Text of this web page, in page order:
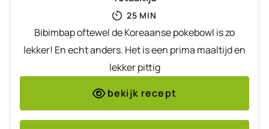
25MINUTEN
MIN
Bibimbap oftewel de Koreaanse pokebowl is zo
lekker! En echt anders. Het is een prima maaltijd en
lekker pittig
bekijk recept